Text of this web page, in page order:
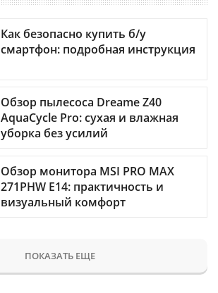
Как безопасно купить б/у
смартфон: подробная инструкция
Обзор пылесоса Dreame Z40
AquaCycle Pro: сухая и влажная
уборка без усилий
Обзор монитора MSI PRO MAX
271PHW E14: практичность и
визуальный комфорт
ПОКАЗАТЬ ЕЩЕ